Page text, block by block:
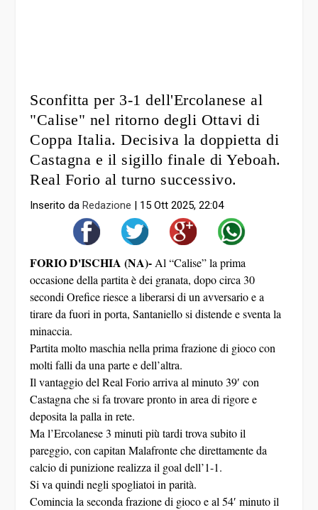
Sconfitta per 3-1 dell'Ercolanese al
"Calise" nel ritorno degli Ottavi di
Coppa Italia. Decisiva la doppietta di
Castagna e il sigillo finale di Yeboah.
Real Forio al turno successivo.
Inserito da Redazione 15 Ott 2025, 22:04
FORIO D'ISCHIA (NA)-Al “Calise” la prima
occasione della partita è dei granata, dopo circa 30
secondi Orefice riesce a liberarsi di un avversario e a
tirare da fuori in porta, Santaniello si distende e sventa la
minaccia.
Partita molto maschia nella prima frazione di gioco con
molti falli da una parte e dell’altra.
Il vantaggio del Real Forio arriva al minuto 39′ con
Castagna che si fa trovare pronto in area di rigore e
deposita la palla in rete.
Ma l’Ercolanese 3 minuti più tardi trova subito il
pareggio, con capitan Malafronte che direttamente da
calcio di punizione realizza il goal dell’1-1.
Si va quindi negli spogliatoi in parità.
Comincia la seconda frazione di gioco e al 54′ minuto il